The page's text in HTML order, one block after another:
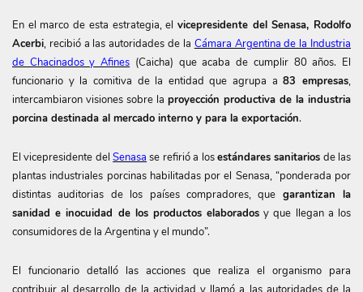
En el marco de esta estrategia, el vicepresidente del Senasa, Rodolfo
Acerbi, recibió a las autoridades de la Cámara Argentina de la Industria
de Chacinados y Afines (Caicha) que acaba de cumplir 80 años. El
funcionario y la comitiva de la entidad que agrupa a83 empresas,
intercambiaron visiones sobre la proyección productiva de la industria
porcina destinada al mercado interno y para la exportación.
El vicepresidente delSenasa se refirió a losestándares sanitarios de las
plantas industriales porcinas habilitadas por el Senasa, “ponderada por
distintas auditorias de los países compradores, que garantizan la
sanidad e inocuidad de los productos elaborados y que llegan a los
consumidores de la Argentina y el mundo”.
El funcionario detalló las acciones que realiza el organismo para